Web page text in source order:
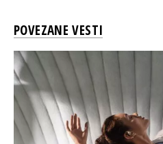
POVEZANE VESTI